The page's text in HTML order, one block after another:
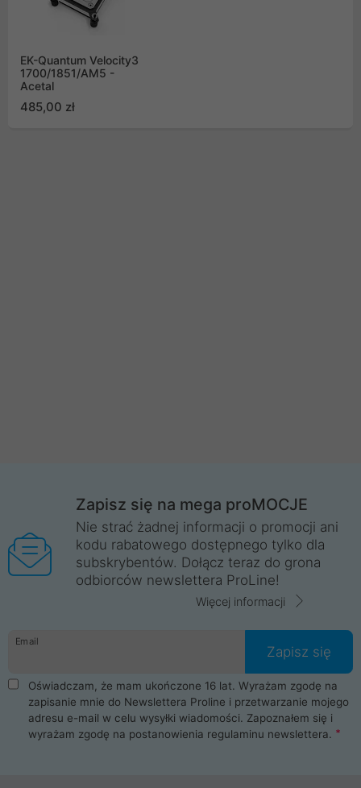
EK-Quantum Velocity3
1700/1851/AM5 -
Acetal
485,00 zł
Zapisz się na mega proMOCJE
Nie strać żadnej informacji o promocji ani
kodu rabatowego dostępnego tylko dla
subskrybentów. Dołącz teraz do grona
odbiorców newslettera ProLine!
Więcej informacji
Email
Zapisz się
Oświadczam, że mam ukończone 16 lat. Wyrażam zgodę na
zapisanie mnie do Newslettera Proline i przetwarzanie mojego
adresu e-mail w celu wysyłki wiadomości. Zapoznałem się i
wyrażam zgodę na postanowienia regulaminu newslettera.